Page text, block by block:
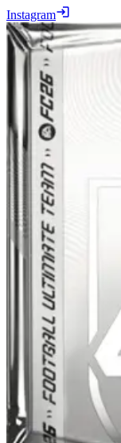
Instagram